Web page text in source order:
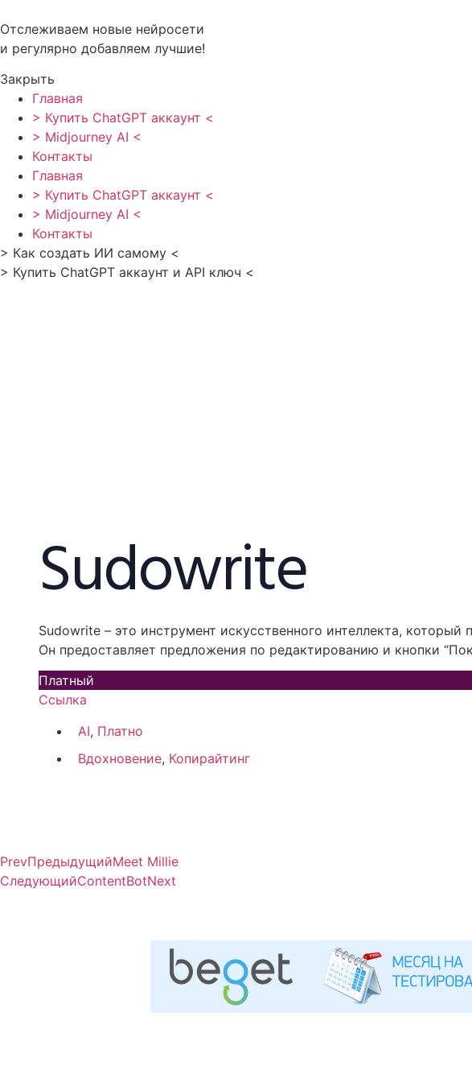
к
содержимому
Отслеживаем новые нейросети
и регулярно добавляем лучшие!
Закрыть
Главная
> Купить ChatGPT аккаунт <
> Midjourney AI <
Контакты
Главная
> Купить ChatGPT аккаунт <
> Midjourney AI <
Контакты
> Как создать ИИ самому <
> Купить ChatGPT аккаунт и API ключ <
Sudowrite
Sudowrite – это инструмент искусственного интеллекта,
Он предоставляет предложения по редактированию и кнопки
Платный
Ссылка
AI, Платно
Вдохновение, Копирайтинг
PrevПредыдущийMeet Millie
СледующийContentBotNext